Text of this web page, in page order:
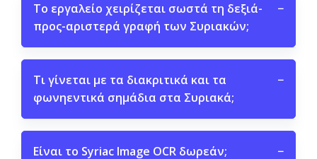
Το εργαλείο χειρίζεται σωστά τη δεξιά-
προς-αριστερά γραφή των Συριακών;
−
Τι γίνεται με τα διακριτικά και τα
φωνηεντικά σημάδια στα Συριακά;
−
Είναι το Syriac Image OCR δωρεάν; −